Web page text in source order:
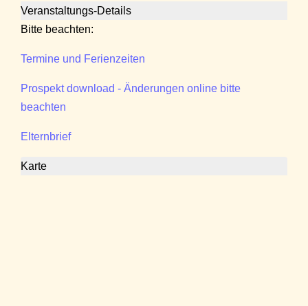
Veranstaltungs-Details
Bitte beachten:
Termine und Ferienzeiten
Prospekt download - Änderungen online bitte
beachten
Elternbrief
Karte